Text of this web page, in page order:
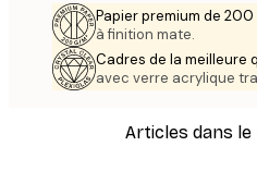
Papier premium de 200
à finition mate.
Cadres de la meilleure
avec verre acrylique
Articles dans le